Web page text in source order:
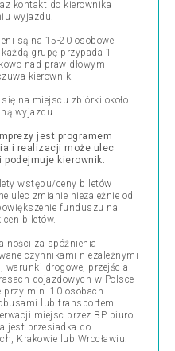
kontakt do kierownika
wyjazdu.
są na 15-20 osobowe
grupę przypada 1
nad prawidłowym
kierownik.
na miejscu zbiórki około
wyjazdu.
jest programem
i realizacji może ulec
kierownik.
wstępu/ceny biletów
ulec zmianie niezależnie od
funduszu na
biletów.
za spóźnienia
czynnikami niezależnymi
drogowe, przejścia
dojazdowych w Polsce
przy min. 10 osobach
lub transportem
miejsc przez BP biuro.
jest przesiadka do
Krakowie lub Wrocławiu.